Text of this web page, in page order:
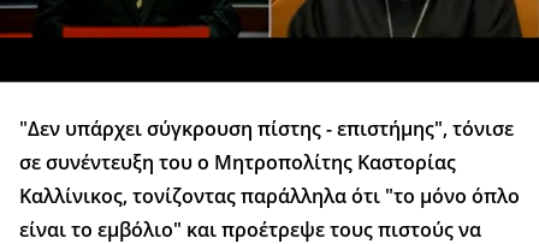
"Δεν υπάρχει σύγκρουση πίστης - επιστήμης", τόνισε
σε συνέντευξη του ο Μητροπολίτης Καστορίας
Καλλίνικος, τονίζοντας παράλληλα ότι "το μόνο όπλο
είναι το εμβόλιο" και προέτρεψε τους πιστούς να